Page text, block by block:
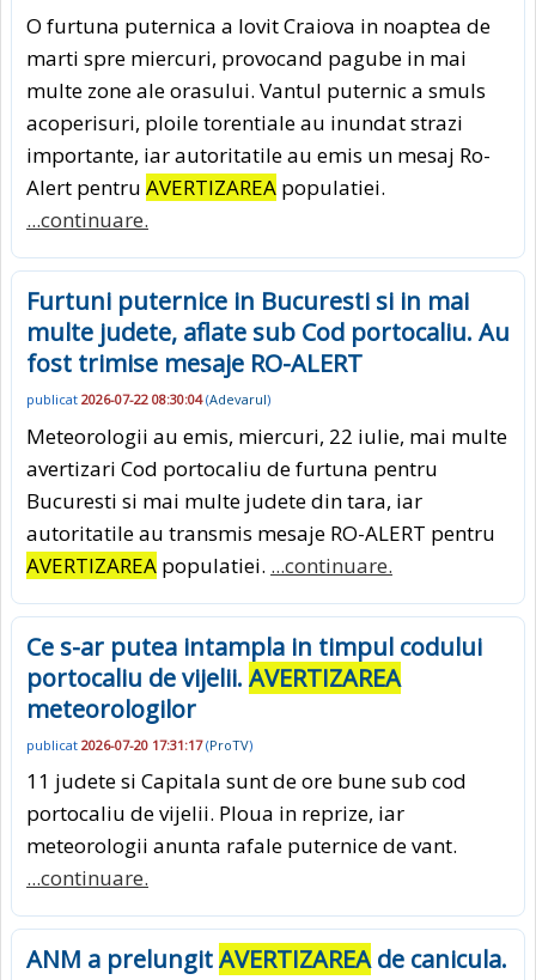
O furtuna puternica a lovit Craiova in noaptea de
marti spre miercuri, provocand pagube in mai
multe zone ale orasului. Vantul puternic a smuls
acoperisuri, ploile torentiale au inundat strazi
importante, iar autoritatile au emis un mesaj Ro-
Alert pentru AVERTIZAREA populatiei.
...continuare.
Furtuni puternice in Bucuresti si in mai
multe judete, aflate sub Cod portocaliu. Au
fost trimise mesaje RO-ALERT
publicat 2026-07-22 08:30:04(Adevarul)
Meteorologii au emis, miercuri, 22 iulie, mai multe
avertizari Cod portocaliu de furtuna pentru
Bucuresti si mai multe judete din tara, iar
autoritatile au transmis mesaje RO-ALERT pentru
AVERTIZAREA populatiei. ...continuare.
Ce s-ar putea intampla in timpul codului
portocaliu de vijelii. AVERTIZAREA
meteorologilor
publicat 2026-07-20 17:31:17(ProTV)
11 judete si Capitala sunt de ore bune sub cod
portocaliu de vijelii. Ploua in reprize, iar
meteorologii anunta rafale puternice de vant.
...continuare.
ANM a prelungitAVERTIZAREAde canicula.